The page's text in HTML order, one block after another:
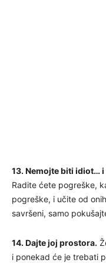
13. Nemojte biti idiot…
Radite ćete pogreške,
pogreške, i učite od
savršeni, samo
14. Dajte joj prostora.
i ponekad će je trebati